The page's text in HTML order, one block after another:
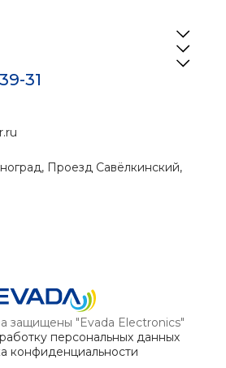
данных
31
Проезд Савёлкинский,
защищены "Evada Electronics"
персональных данных
конфиденциальности